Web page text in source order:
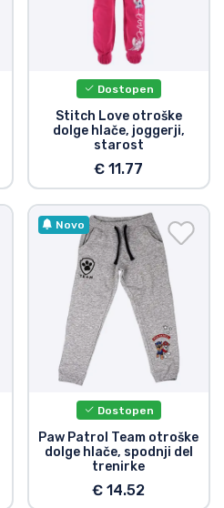
Dostopen
Stitch Love otroške
dolge hlače, joggerji,
starost
€ 11.77
Novo
Dostopen
Paw Patrol Team otroške
dolge hlače, spodnji del
trenirke
€ 14.52